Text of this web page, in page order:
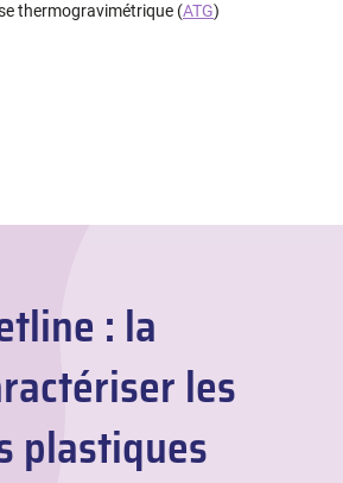
thermogravimétrique (ATG)
: la
les
plastiques